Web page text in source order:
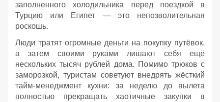
заполненного холодильника перед поездкой в
Турцию или Египет — это непозволительная
роскошь.
Люди тратят огромные деньги на покупку путёвок,
а затем своими руками лишают себя ещё
нескольких тысяч рублей дома. Помимо трюков с
заморозкой, туристам советуют внедрять жёсткий
тайм-менеджмент кухни: за неделю до вылета
полностью прекращать хаотичные закупки в